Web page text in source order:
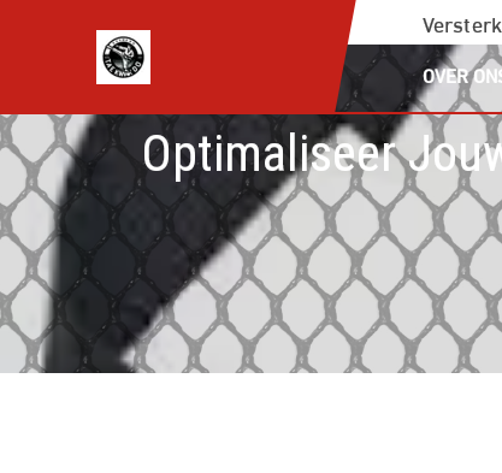
inhoud
OVER
Optimaliseer